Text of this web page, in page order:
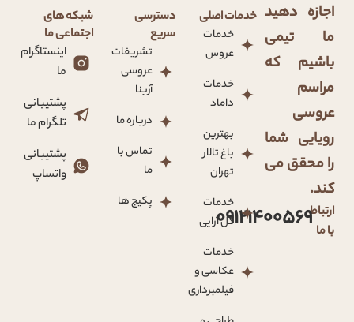
اجازه دهید
ما تیمی
باشیم که
مراسم
عروسی
رویایی شما
را محقق می
کند.
ارتباط
با ما 09121400569
خدمات اصلی
خدمات
عروس
خدمات
داماد
بهترین
باغ تالار
تهران
خدمات
گل آرایی
خدمات
عکاسی و
فیلمبرداری
دسترسی
سریع
تشریفات
عروسی
آرینا
درباره ما
تماس با
ما
پکیج ها
شبکه های
اجتماعی ما
اینستاگرام
ما
پشتیبانی
تلگرام ما
پشتیبانی
واتساپ